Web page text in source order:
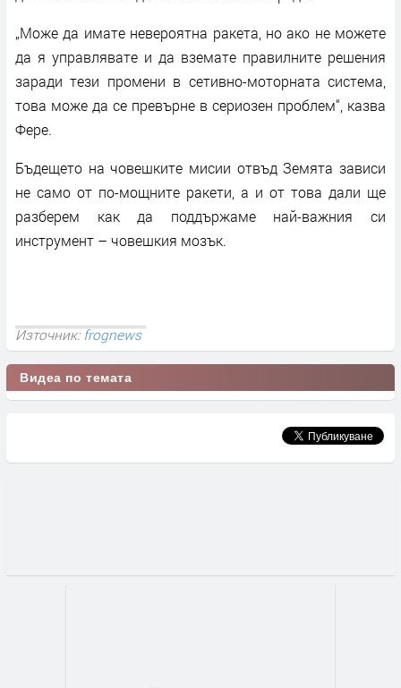
„Може да имате невероятна ракета, но ако не можете
да я управлявате и да вземате правилните решения
заради тези промени в сетивно-моторната система,
това може да се превърне в сериозен проблем“, казва
Фере.
Бъдещето на човешките мисии отвъд Земята зависи
не само от по-мощните ракети, а и от това дали ще
разберем как да поддържаме най-важния си
инструмент – човешкия мозък.
Източник:frognews
Видеа по темата